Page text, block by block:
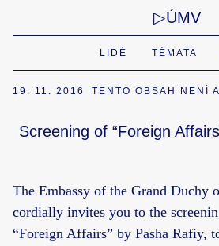
ÚMV
LIDÉ TÉMATA
19. 11. 2016 TENTO OBSAH NENÍ
Screening of “Foreign
The Embassy of the Grand Duchy
cordially invites you to the
“Foreign Affairs” by Pasha Rafiy,